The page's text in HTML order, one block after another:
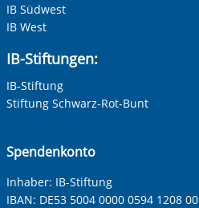
IB Südwest
IB West
IB-Stiftungen:
IB-Stiftung
Stiftung Schwarz-Rot-Bunt
Spendenkonto
Inhaber: IB-Stiftung
IBAN: DE53 5004 0000 0594 1208 00